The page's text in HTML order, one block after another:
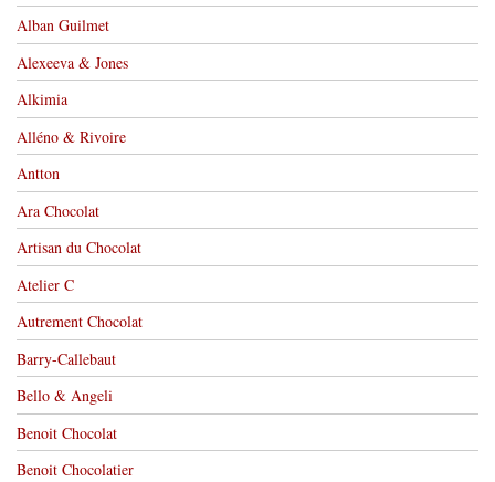
Alban Guilmet
Alexeeva & Jones
Alkimia
Alléno & Rivoire
Antton
Ara Chocolat
Artisan du Chocolat
Atelier C
Autrement Chocolat
Barry-Callebaut
Bello & Angeli
Benoit Chocolat
Benoit Chocolatier